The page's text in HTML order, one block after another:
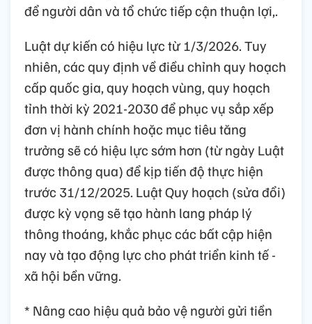
để người dân và tổ chức tiếp cận thuận lợi,.
Luật dự kiến có hiệu lực từ 1/3/2026. Tuy
nhiên, các quy định về điều chỉnh quy hoạch
cấp quốc gia, quy hoạch vùng, quy hoạch
tỉnh thời kỳ 2021-2030 để phục vụ sắp xếp
đơn vị hành chính hoặc mục tiêu tăng
trưởng sẽ có hiệu lực sớm hơn (từ ngày Luật
được thông qua) để kịp tiến độ thực hiện
trước 31/12/2025. Luật Quy hoạch (sửa đổi)
được kỳ vọng sẽ tạo hành lang pháp lý
thông thoáng, khắc phục các bất cập hiện
nay và tạo động lực cho phát triển kinh tế -
xã hội bền vững.
* Nâng cao hiệu quả bảo vệ người gửi tiền